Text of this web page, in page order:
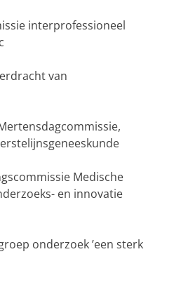
interprofessioneel
van
,
Medische
en innovatie
onderzoek ’een sterk